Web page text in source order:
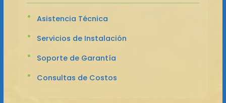
Asistencia Técnica
Servicios de Instalación
Soporte de Garantía
Consultas de Costos